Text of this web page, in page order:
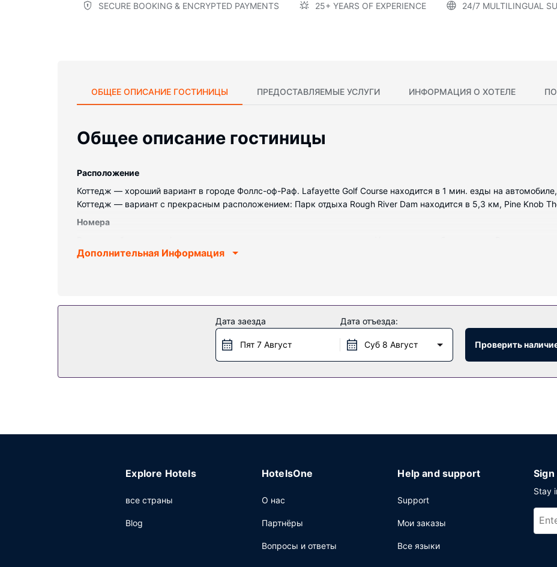
SECURE BOOKING & ENCRYPTED PAYMENTS 25+ YEARS OF EXPERIENCE 24/7 MULTILINGUAL
ОБЩЕЕ ОПИСАНИЕ ГОСТИНИЦЫ ПРЕДОСТАВЛЯЕМЫЕ УСЛУГИ ИНФОРМАЦИЯ О ХОТЕЛЕ
Общее описание гостиницы
Pасположение
Коттедж — хороший вариант в городе Фоллс-оф-Раф. Lafayette Golf Course находится в 1 мин. езды на
Коттедж — вариант с прекрасным расположением: Парк отдыха Rough River Dam находится в 5,3 км, Pine Knob
Номера
вентилятор.
Другие особенности
Предоставляется бесплатная самостоятельная парковка.
Дополнительная Информация
Дата заезда
Пят 7 Август
Дата отъезда:
Суб 8 Август Проверить
Explore Hotels
все страны
Blog
HotelsOne
О нас
Партнёры
Вопросы и ответы
Help and support
Support
Мои заказы
Все языки
Stay